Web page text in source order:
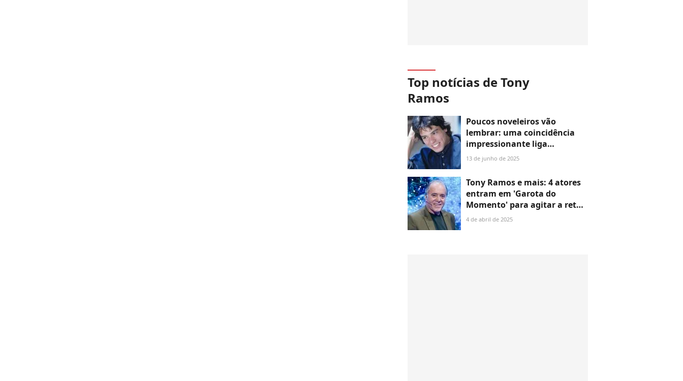
Top notícias de Tony
Ramos
Poucos noveleiros vão
lembrar: uma coincidência
impressionante liga
importante ator de 'Dona de
Viagem'
13 de junho de 2025
Tony Ramos e mais: 4 atores
entram em 'Garota do
Momento' para agitar a reta
final; um deles viverá o
4 de abril de 2025